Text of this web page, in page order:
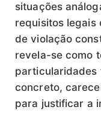
situações
requisitos legais
de violação
revela-se como
particularidades
concreto,
para justificar a